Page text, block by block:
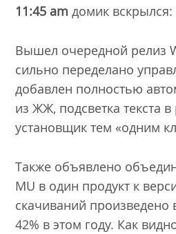
11:45 am домик вскрылся:
Вышел очередной релиз
сильно переделано
добавлен полностью
из ЖЖ, подсветка текста в
установщик тем «одним
Также объявлено
MU в один продукт к
скачиваний произведено
42% в этом году. Как